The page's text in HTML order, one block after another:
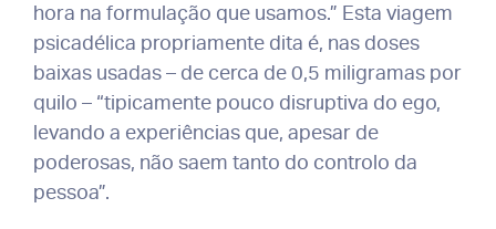
hora na formulação que usamos.” Esta viagem
psicadélica propriamente dita é, nas doses
baixas usadas – de cerca de 0,5 miligramas por
quilo – “tipicamente pouco disruptiva do ego,
levando a experiências que, apesar de
poderosas, não saem tanto do controlo da
pessoa”.